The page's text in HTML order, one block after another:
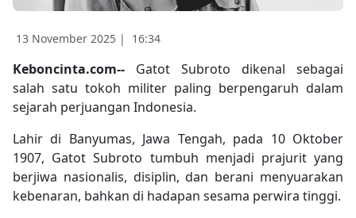
13 November 2025 | 16:34
Keboncinta.com-- Gatot Subroto dikenal sebagai
salah satu tokoh militer paling berpengaruh dalam
sejarah perjuangan Indonesia.
Lahir di Banyumas, Jawa Tengah, pada 10 Oktober
1907, Gatot Subroto tumbuh menjadi prajurit yang
berjiwa nasionalis, disiplin, dan berani menyuarakan
kebenaran, bahkan di hadapan sesama perwira tinggi.